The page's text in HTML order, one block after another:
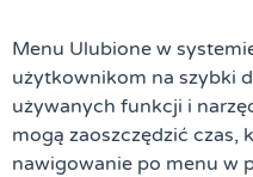
Menu Ulubione w
użytkownikom na szybki
używanych funkcji i
mogą zaoszczędzić czas,
nawigowanie po menu w